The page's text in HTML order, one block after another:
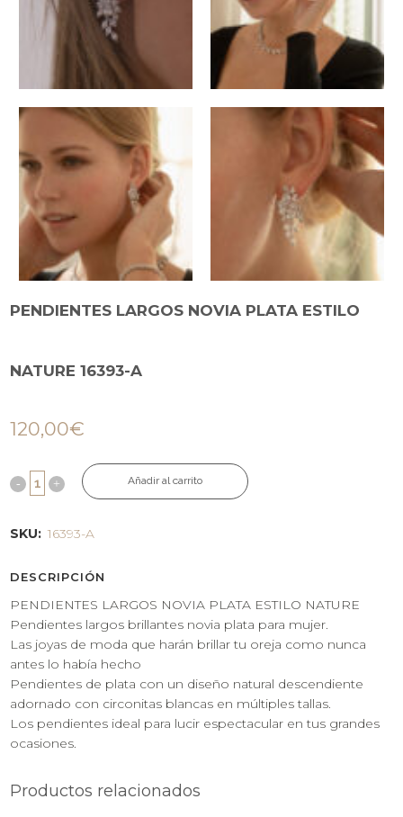
PENDIENTES LARGOS NOVIA PLATA ESTILO
NATURE 16393-A
120,00€
Añadir al carrito
SKU: 16393-A
DESCRIPCIÓN
PENDIENTES LARGOS NOVIA PLATA ESTILO NATURE
Pendientes largos brillantes novia plata para mujer.
Las joyas de moda que harán brillar tu oreja como nunca
antes lo había hecho
Pendientes de plata con un diseño natural descendiente
adornado con circonitas blancas en múltiples tallas.
Los pendientes ideal para lucir espectacular en tus grandes
ocasiones.
Productos relacionados